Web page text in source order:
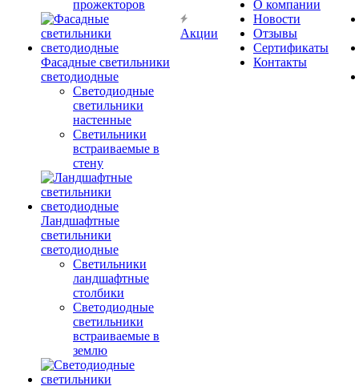
прожекторов
Фасадные светильники
светодиодные
Светодиодные
светильники
настенные
Светильники
встраиваемые в
стену
Ландшафтные
светильники
светодиодные
Светильники
ландшафтные
столбики
Светодиодные
светильники
встраиваемые в
землю
Акции
О компании
Новости
Отзывы
Сертификаты
Контакты